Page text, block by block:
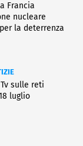
Francia
nucleare
la deterrenza
sulle reti
luglio